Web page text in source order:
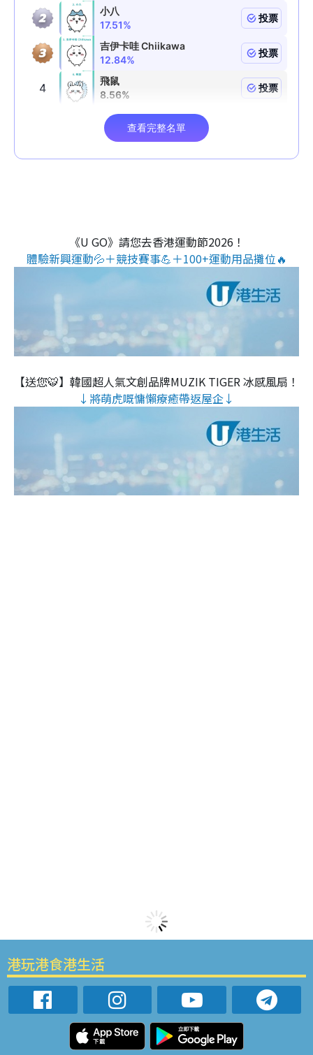
《U GO》請您去香港運動節2026！
體驗新興運動💦＋競技賽事💪＋100+運動用品攤位🔥
【送您🐯】韓國超人氣文創品牌MUZIK TIGER 冰感風扇！
↓將萌虎嘅慵懶療癒帶返屋企↓
港玩港食港生活